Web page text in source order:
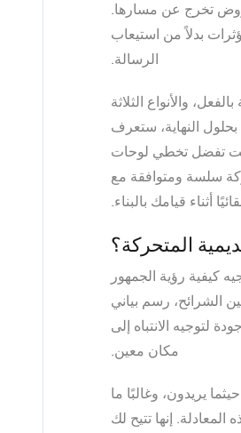
تخرج عن مسارها.
بدلاً من استيعاب
الرسالة.
والأنواع الثلاثة
النهاية، ستعرف
كنت تفضل تخطي لوحات
سلسة ومتوافقة مع
أثناء قيامك بالبناء.
المتحركة؟
كيفية رؤية الجمهور
الشرائح، رسم بياني
لتوجيه الانتباه إلى
مكان معين.
يريدون، وغالبًا ما
إنها تتيح لك